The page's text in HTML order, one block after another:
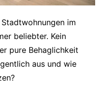
im
beliebter. Kein
pure Behaglichkeit
aus und wie